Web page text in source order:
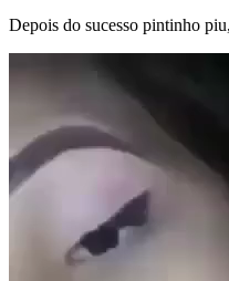
Depois do sucesso pintinho